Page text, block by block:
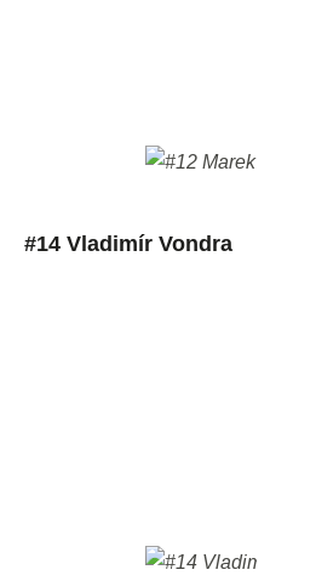
#14 Vladimír Vondra